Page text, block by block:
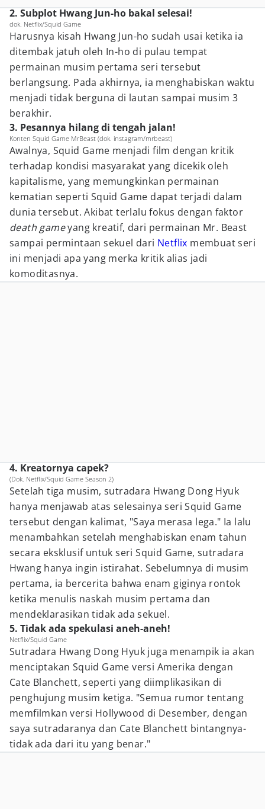
2. Subplot Hwang Jun-ho bakal selesai!
dok. Netflix/Squid Game
Harusnya kisah Hwang Jun-ho sudah usai ketika ia
ditembak jatuh oleh In-ho di pulau tempat
permainan musim pertama seri tersebut
berlangsung. Pada akhirnya, ia menghabiskan waktu
menjadi tidak berguna di lautan sampai musim 3
berakhir.
3. Pesannya hilang di tengah jalan!
Konten Squid Game MrBeast (dok. instagram/mrbeast)
Awalnya, Squid Game menjadi film dengan kritik
terhadap kondisi masyarakat yang dicekik oleh
kapitalisme, yang memungkinkan permainan
kematian seperti Squid Game dapat terjadi dalam
dunia tersebut. Akibat terlalu fokus dengan faktor
death gameyang kreatif, dari permainan Mr. Beast
sampai permintaan sekuel dari Netflix membuat seri
ini menjadi apa yang merka kritik alias jadi
komoditasnya.
4. Kreatornya capek?
(Dok. Netflix/Squid Game Season 2)
Setelah tiga musim, sutradara Hwang Dong Hyuk
hanya menjawab atas selesainya seri Squid Game
tersebut dengan kalimat, "Saya merasa lega." Ia lalu
menambahkan setelah menghabiskan enam tahun
secara eksklusif untuk seri Squid Game, sutradara
Hwang hanya ingin istirahat. Sebelumnya di musim
pertama, ia bercerita bahwa enam giginya rontok
ketika menulis naskah musim pertama dan
mendeklarasikan tidak ada sekuel.
5. Tidak ada spekulasi aneh-aneh!
Netflix/Squid Game
Sutradara Hwang Dong Hyuk juga menampik ia akan
menciptakan Squid Game versi Amerika dengan
Cate Blanchett, seperti yang diimplikasikan di
penghujung musim ketiga. "Semua rumor tentang
memfilmkan versi Hollywood di Desember, dengan
saya sutradaranya dan Cate Blanchett bintangnya-
tidak ada dari itu yang benar."